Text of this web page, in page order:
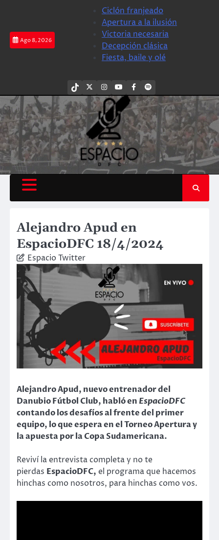
Ago 8, 2026
Ciclón franjeado
Apertura a la ilusión
Victoria necesaria
Decepción clásica
Fiesta, baile y olé
tiktok TwitterInstagramYoutube
Facebook
Spotify
Alejandro Apud en
EspacioDFC 18/4/2024
Espacio Twitter
Alejandro Apud, nuevo entrenador del
Danubio Fútbol Club, habló en EspacioDFC
contando los desafíos al frente del primer
equipo, lo que espera en el Torneo Apertura y
la apuesta por la Copa Sudamericana.
Reviví la entrevista completa y no te
pierdas EspacioDFC, el programa que hacemos
hinchas como nosotros, para hinchas como vos.